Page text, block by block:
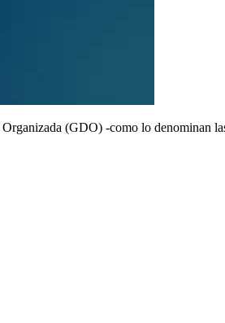
(GDO) -como lo denominan